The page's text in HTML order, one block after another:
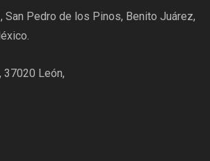
San Pedro de los Pinos, Benito Juárez,
37020 León,